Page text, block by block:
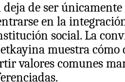
de ser
en la
social. La
muestra
valores comunes